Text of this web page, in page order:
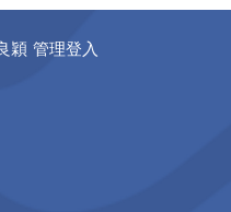
穎 管理登入